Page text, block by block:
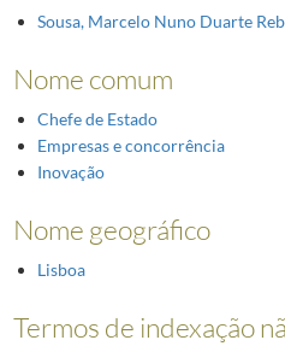
Sousa, Marcelo Nuno Duarte
Nome comum
Chefe de Estado
Empresas e concorrência
Inovação
Nome geográfico
Lisboa
Termos de indexação